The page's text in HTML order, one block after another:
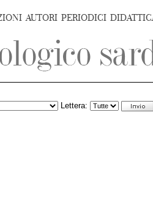
AUTORI PERIODICI
Lettera: